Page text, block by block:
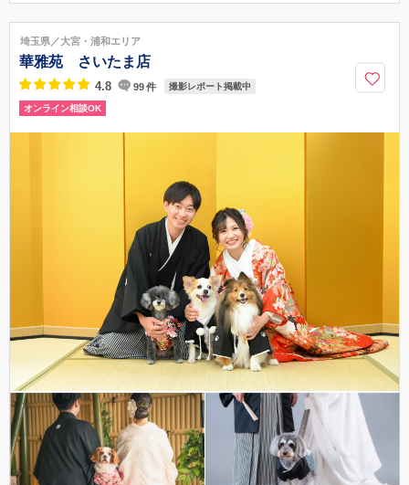
埼玉県さいたま市大宮区仲町1-123
埼玉県／大宮・浦和エリア
華雅苑 さいたま店
4.8 99件 撮影レポート掲載中
オンライン相談OK